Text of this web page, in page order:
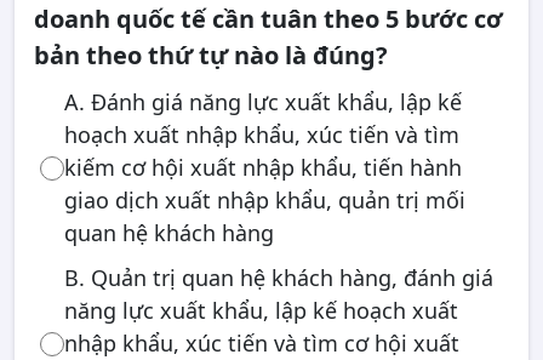
doanh quốc tế cần tuân theo 5 bước cơ
bản theo thứ tự nào là đúng?
A. Đánh giá năng lực xuất khẩu, lập kế
hoạch xuất nhập khẩu, xúc tiến và tìm
kiếm cơ hội xuất nhập khẩu, tiến hành
giao dịch xuất nhập khẩu, quản trị mối
quan hệ khách hàng
B. Quản trị quan hệ khách hàng, đánh giá
năng lực xuất khẩu, lập kế hoạch xuất
nhập khẩu, xúc tiến và tìm cơ hội xuất